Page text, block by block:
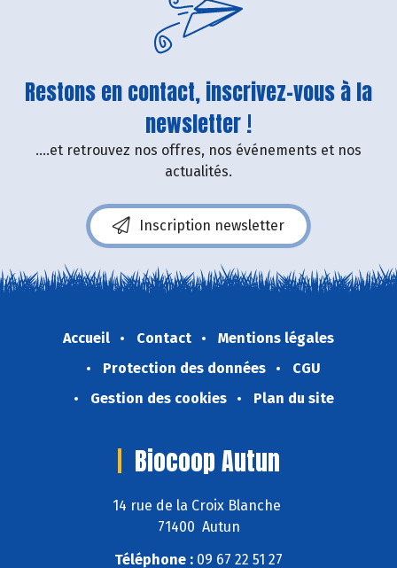
Restons en contact, inscrivez-vous à la
newsletter !
....et retrouvez nos offres, nos événements et nos
actualités.
Inscription newsletter
Accueil Contact
Mentions légales
Protection des données
CGU
Gestion des cookies
Plan du site
Biocoop Autun
14 rue de la Croix Blanche
71400 Autun
Téléphone : 09 67 22 51 27